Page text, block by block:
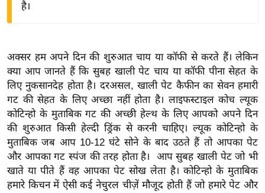
वि
शे
ष
ज्ञ
रा
य
ब
ज
ट
है।
अक्सर हम अपने दिन की शुरुआत चाय या कॉफी से करते हैं। लेकिन
क्या आप जानते हैं कि सुबह खाली पेट चाय या कॉफी पीना सेहत के
लिए नुकसानदेह होता है। दरअसल, खाली पेट कैफीन का सेवन हमारी
गट की सेहत के लिए अच्छा नहीं होता है। लाइफस्टाइल कोच ल्यूक
कोटिन्हो के मुताबिक गट की अच्छी हेल्थ के लिए आपको अपने दिन
की शुरुआत किसी हेल्दी ड्रिंक से करनी चाहिए। ल्यूक कोटिन्हो के
मुताबिक जब आप 10-12 घंटे सोने के बाद उठते हैं तो आपका पेट
और आपका गट स्पंज की तरह होता है। आप सुबह खाली पेट जो भी
खाते या पीते हैं वह आपका पेट सोख लेता है। कोटिन्हो के मुताबिक
हमारे किचन में ऐसी कई नेचुरल चीज़ें मौजूद होती हैं जो हमारे पेट और